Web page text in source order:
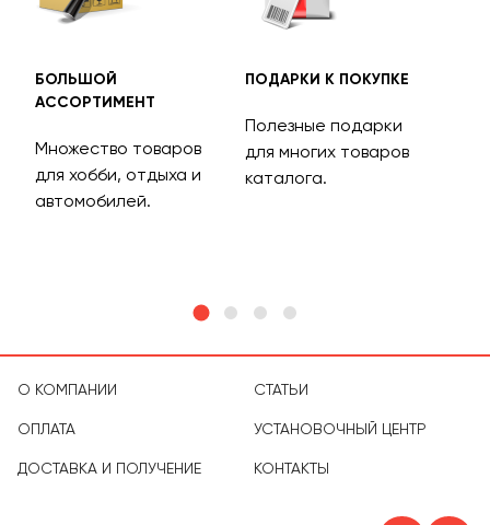
БОЛЬШОЙ
АССОРТИМЕНТ
Множество товаров
для хобби, отдыха и
автомобилей.
ПОДАРКИ К ПОКУПКЕ
Полезные подарки
для многих товаров
каталога.
О КОМПАНИИ
ОПЛАТА
ДОСТАВКА И ПОЛУЧЕНИЕ
СТАТЬИ
УСТАНОВОЧНЫЙ ЦЕНТР
КОНТАКТЫ